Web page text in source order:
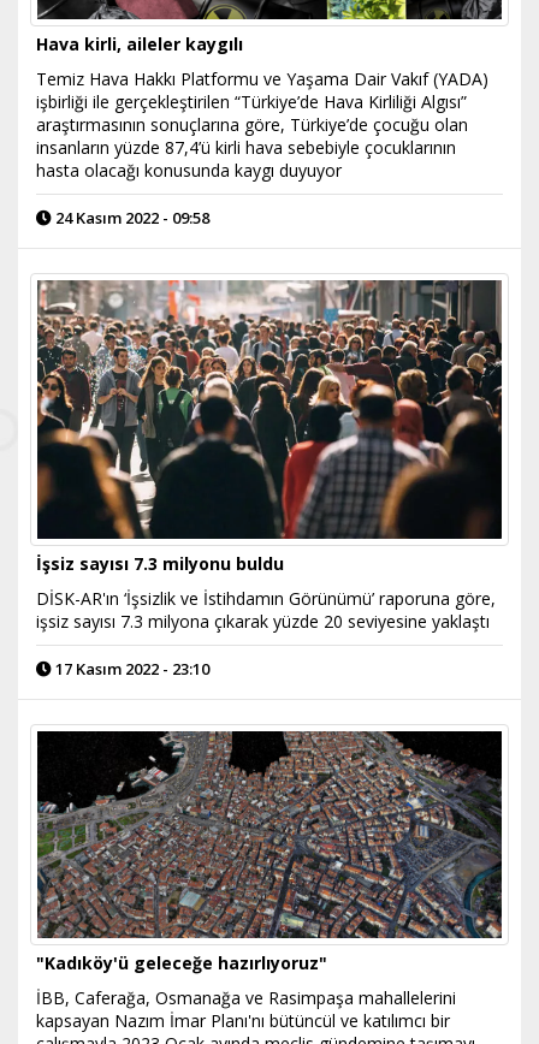
Hava kirli, aileler kaygılı
Temiz Hava Hakkı Platformu ve Yaşama Dair Vakıf (YADA)
işbirliği ile gerçekleştirilen “Türkiye’de Hava Kirliliği Algısı”
araştırmasının sonuçlarına göre, Türkiye’de çocuğu olan
insanların yüzde 87,4’ü kirli hava sebebiyle çocuklarının
hasta olacağı konusunda kaygı duyuyor
24 Kasım 2022 - 09:58
İşsiz sayısı 7.3 milyonu buldu
DİSK-AR'ın ‘İşsizlik ve İstihdamın Görünümü’ raporuna göre,
işsiz sayısı 7.3 milyona çıkarak yüzde 20 seviyesine yaklaştı
17 Kasım 2022 - 23:10
"Kadıköy'ü geleceğe hazırlıyoruz"
İBB, Caferağa, Osmanağa ve Rasimpaşa mahallelerini
kapsayan Nazım İmar Planı'nı bütüncül ve katılımcı bir